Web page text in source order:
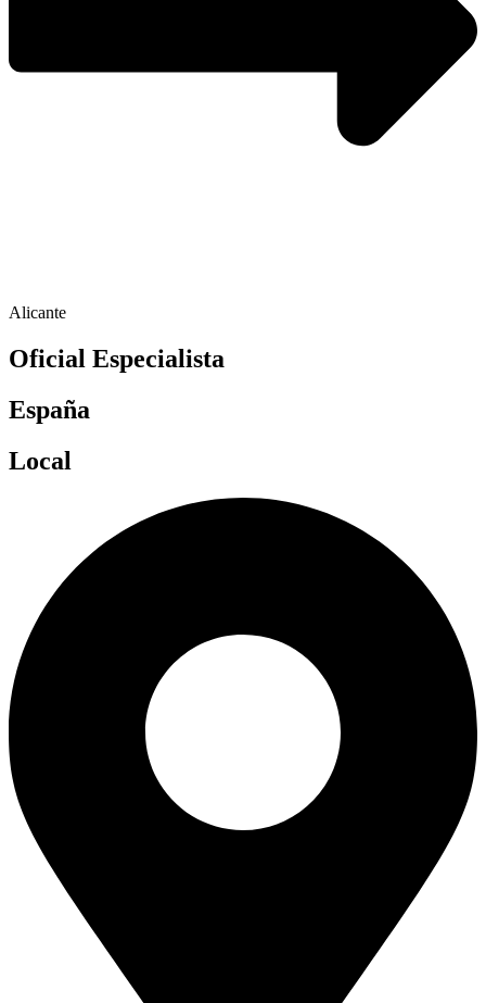
Alicante
Oficial Especialista
España
Local